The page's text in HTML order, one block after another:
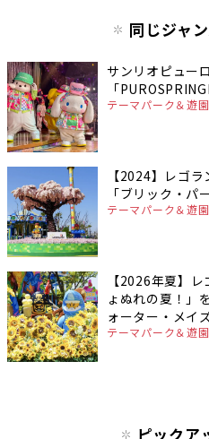
同じジャ
サンリオピュー
「
テーマパーク＆遊
【2024】レゴ
「ブリック・パ
テーマパーク＆遊
【2026年夏】
ょぬれの夏！」
ォーター・メイ
テーマパーク＆遊
ピックア